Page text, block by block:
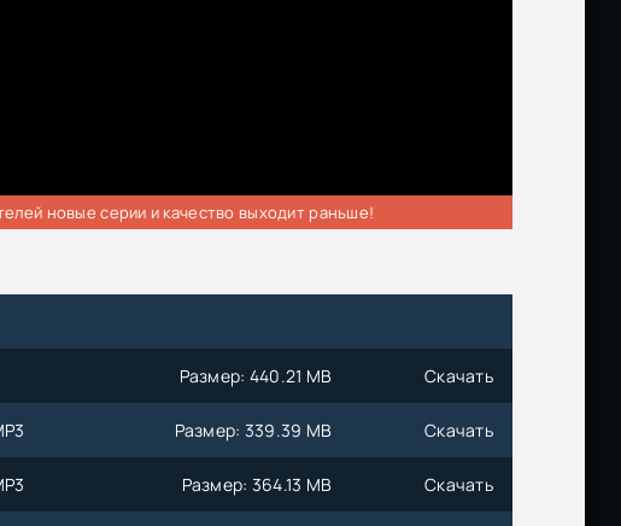
новые серии и качество выходит раньше!
Размер: 440.21 MB Скачать
Размер: 339.39 MB Скачать
Размер: 364.13 MB Скачать